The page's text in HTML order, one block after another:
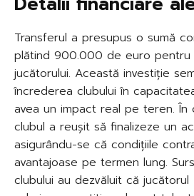
Transferul a presupus o sumă
plătind 900.000 de euro pentru
jucătorului. Această investiție
încrederea clubului în
avea un impact real pe teren. În
clubul a reușit să finalizeze un
asigurându-se că condițiile
avantajoase pe termen lung.
clubului au dezvăluit că